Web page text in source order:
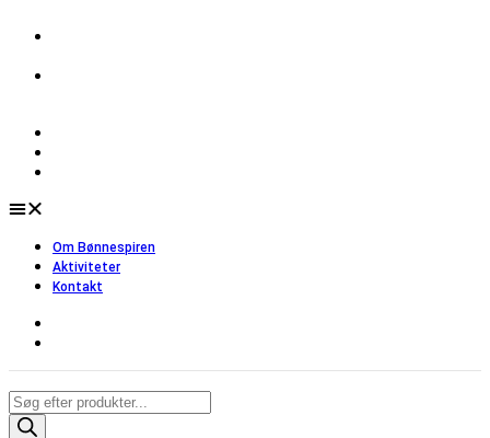
Om Bønnespiren
Aktiviteter
Kontakt
Products
search